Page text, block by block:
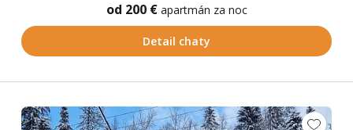
od 200 € apartmán za noc
Detail chaty